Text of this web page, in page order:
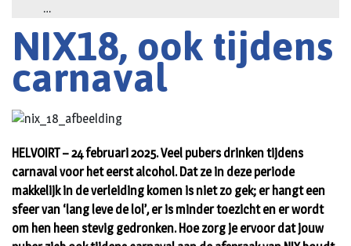
…
NIX18, ook tijdens
carnaval
HELVOIRT – 24 februari 2025. Veel pubers drinken tijdens
carnaval voor het eerst alcohol. Dat ze in deze periode
makkelijk in de verleiding komen is niet zo gek; er hangt een
sfeer van ‘lang leve de lol’, er is minder toezicht en er wordt
om hen heen stevig gedronken. Hoe zorg je ervoor dat jouw